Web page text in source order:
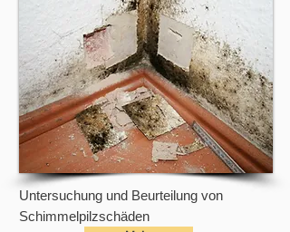
Untersuchung und Beurteilung von
Schimmelpilzschäden